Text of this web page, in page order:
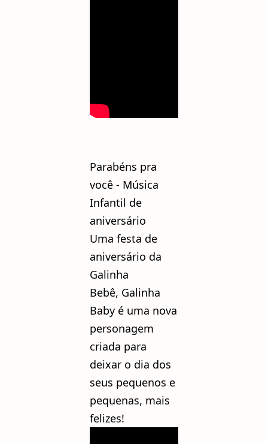
Parabéns pra
você - Música
Infantil de
aniversário
Uma festa de
aniversário da
Galinha
Bebê, Galinha
Baby é uma nova
personagem
criada para
deixar o dia dos
seus pequenos e
pequenas, mais
felizes!